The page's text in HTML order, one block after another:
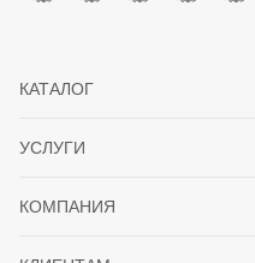
КАТАЛОГ
УСЛУГИ
КОМПАНИЯ